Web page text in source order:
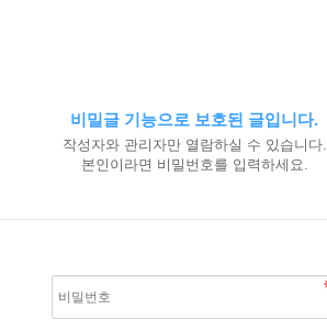
비밀글 기능으로 보호된 글입니다.
작성자와 관리자만 열람하실 수 있습니다.
본인이라면 비밀번호를 입력하세요.